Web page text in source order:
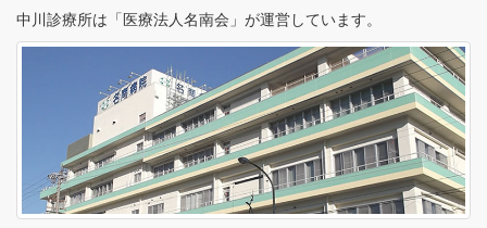
中川診療所は「医療法人名南会」が運営しています。